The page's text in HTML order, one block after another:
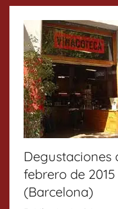
febrero de
(Barcelona)